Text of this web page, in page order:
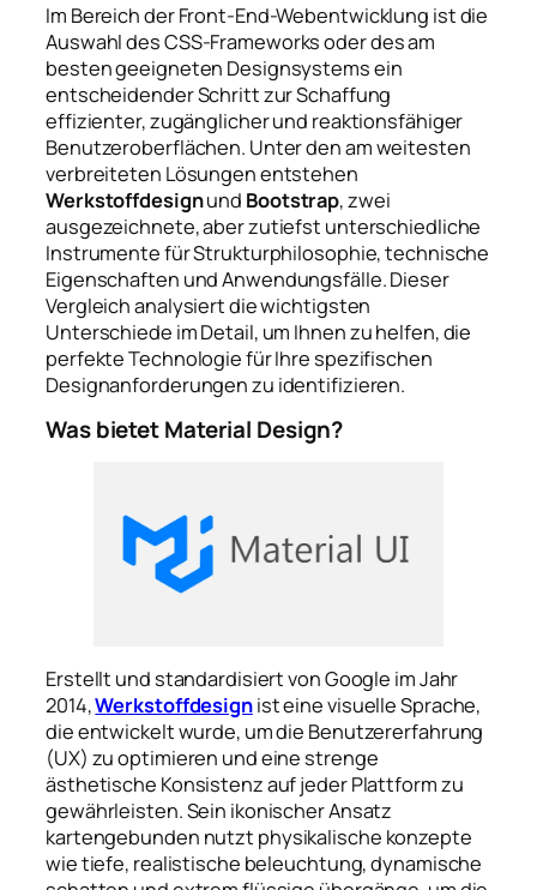
Im Bereich der Front-End-Webentwicklung ist die
Auswahl des CSS-Frameworks oder des am
besten geeigneten Designsystems ein
entscheidender Schritt zur Schaffung
effizienter, zugänglicher und reaktionsfähiger
Benutzeroberflächen. Unter den am weitesten
verbreiteten Lösungen entstehen
Werkstoffdesignund Bootstrap, zwei
ausgezeichnete, aber zutiefst unterschiedliche
Instrumente für Strukturphilosophie, technische
Eigenschaften und Anwendungsfälle. Dieser
Vergleich analysiert die wichtigsten
Unterschiede im Detail, um Ihnen zu helfen, die
perfekte Technologie für Ihre spezifischen
Designanforderungen zu identifizieren.
Was bietet Material Design?
Erstellt und standardisiert von Google im Jahr
2014,Werkstoffdesignist eine visuelle Sprache,
die entwickelt wurde, um die Benutzererfahrung
(UX) zu optimieren und eine strenge
ästhetische Konsistenz auf jeder Plattform zu
gewährleisten. Sein ikonischer Ansatz
kartengebunden nutzt physikalische konzepte
wie tiefe, realistische beleuchtung, dynamische